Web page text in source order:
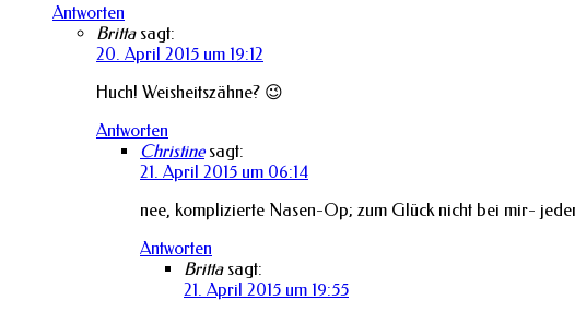
Antworten
Britta sagt:
20. April 2015 um 19:12
Huch! Weisheitszähne? 😉
Antworten
Christine sagt:
21. April 2015 um 06:14
nee, komplizierte Nasen-Op; zum Glück nicht bei mir-
Antworten
Britta sagt:
21. April 2015 um 19:55